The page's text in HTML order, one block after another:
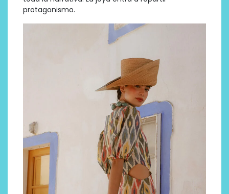
protagonismo.